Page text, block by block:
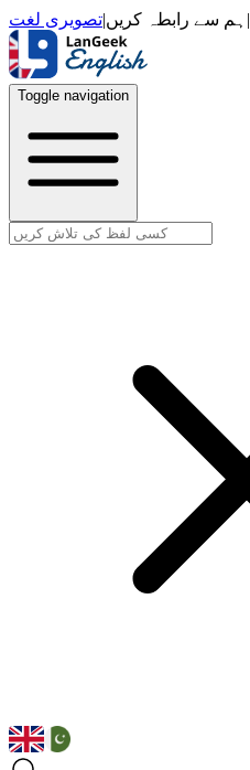
| ہم سے رابطہ کریں|تصویری لغت
Toggle navigation